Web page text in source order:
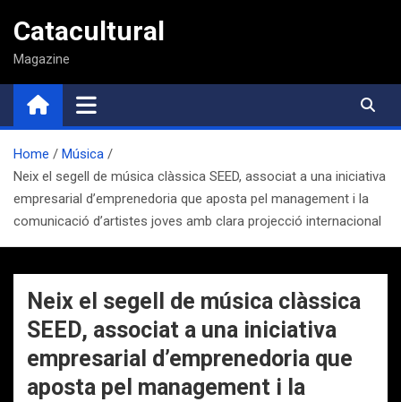
contenido
Catacultural
Magazine
Home
Música
Neix el segell de música clàssica SEED, associat a una iniciativa
empresarial d’emprenedoria que aposta pel management i la
comunicació d’artistes joves amb clara projecció internacional
Neix el segell de música clàssica
SEED, associat a una iniciativa
empresarial d’emprenedoria que
aposta pel management i la